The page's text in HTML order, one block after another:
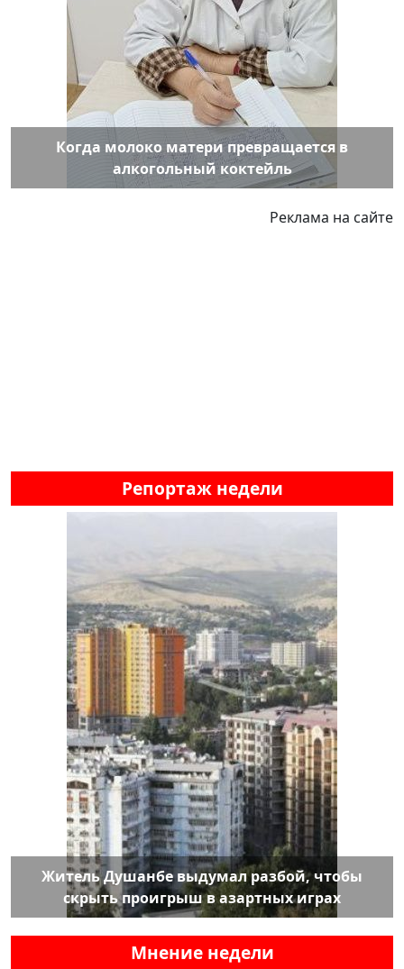
Когда молоко матери превращается в
алкогольный коктейль
Реклама на сайте
Репортаж недели
Житель Душанбе выдумал разбой, чтобы
скрыть проигрыш в азартных играх
Мнение недели